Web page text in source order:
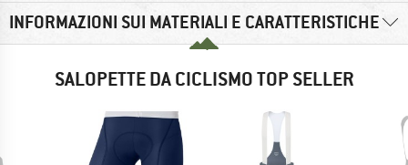
INFORMAZIONI SUI MATERIALI E CARATTERISTICHE
SALOPETTE DA CICLISMO TOP SELLER